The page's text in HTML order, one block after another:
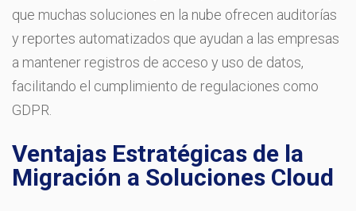
que muchas soluciones en la nube ofrecen auditorías
y reportes automatizados que ayudan a las empresas
a mantener registros de acceso y uso de datos,
facilitando el cumplimiento de regulaciones como
GDPR.
Ventajas Estratégicas de la
Migración a Soluciones Cloud